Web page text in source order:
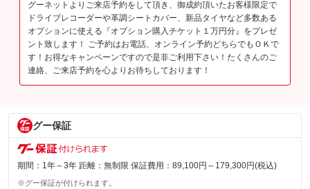
グーネットよりご来店予約をして頂き、御成約頂いたお客様限定で
ドライブレコーダーや革調シートカバー、新品タイヤなど多数ある
オプションに使える『オプション購入チケット１万円分』をプレゼ
ント致します！ ご予約はお電話、オンライン予約どちらでもＯＫで
す！お得なキャンペーンですので是非ご利用下さい！たくさんのご
連絡、ご来店予約を心よりお待ちしております！
グー保証
期間：1年～3年 距離：無制限 保証費用：89,100円～179,300円(税込)
※グー保証が付けられます。